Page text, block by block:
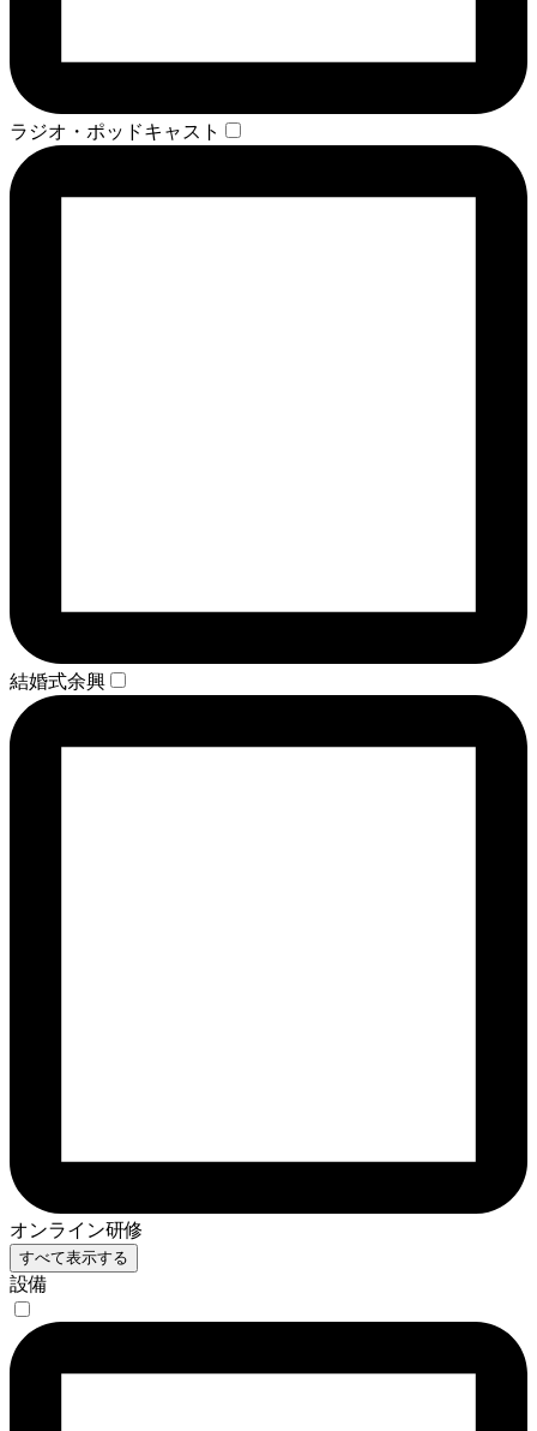
ラジオ・ポッドキャスト
結婚式余興
オンライン研修
すべて表示する
設備